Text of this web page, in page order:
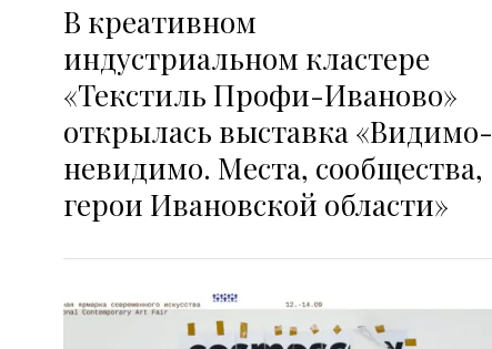
В креативном
индустриальном кластере
«Текстиль Профи-Иваново»
открылась выставка «Видимо-
невидимо. Места, сообщества,
герои Ивановской области»